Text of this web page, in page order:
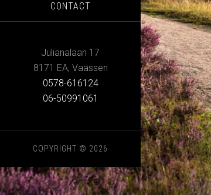
CONTACT
Julianalaan 17
8171 EA, Vaassen
0578-616124
06-50991061
COPYRIGHT © 2026